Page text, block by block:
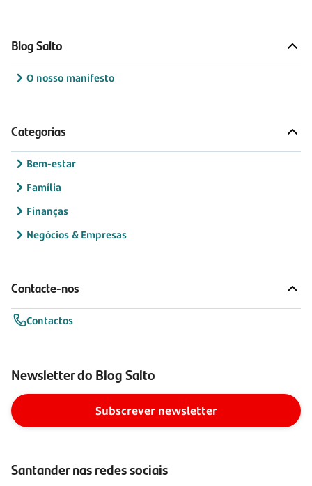
Blog Salto
O nosso manifesto
Categorias
Bem-estar
Família
Finanças
Negócios & Empresas
Contacte-nos
Contactos
Newsletter do Blog Salto
Subscrever newsletter
Santander nas redes sociais